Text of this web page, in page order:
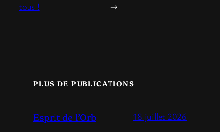
tous !
→
PLUS DE PUBLICATIONS
Esprit de l’Orb 18 juillet 2026